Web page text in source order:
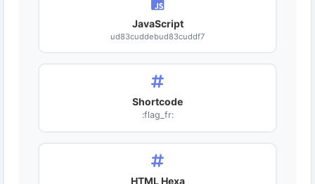
JavaScript
ud83cuddebud83cuddf7
Shortcode
:flag_fr:
HTML Hexa